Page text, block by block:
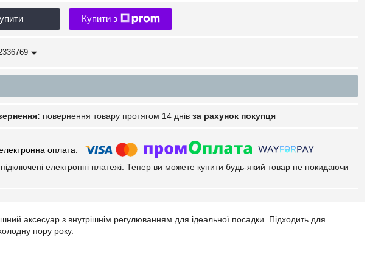
Купити з
повернення товару протягом 14 днів за рахунок покупця
електронні платежі. Тепер ви можете купити будь-який товар не покидаючи
аксесуар з внутрішнім регулюванням для ідеальної посадки. Підходить для
пору року.